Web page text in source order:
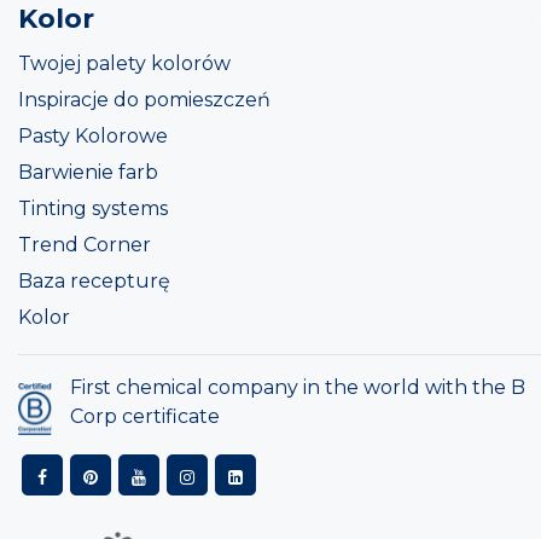
Kolor
Twojej palety kolorów
Inspiracje do pomieszczeń
Pasty Kolorowe
Barwienie farb
Tinting systems
Trend Corner
Baza recepturę
Kolor
First chemical company in the world with the B
Corp certificate